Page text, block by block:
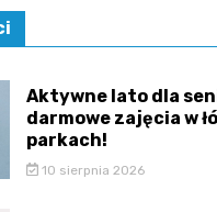
Aktywne lato dla
darmowe zajęcia w
parkach!
10 sierpnia 2026